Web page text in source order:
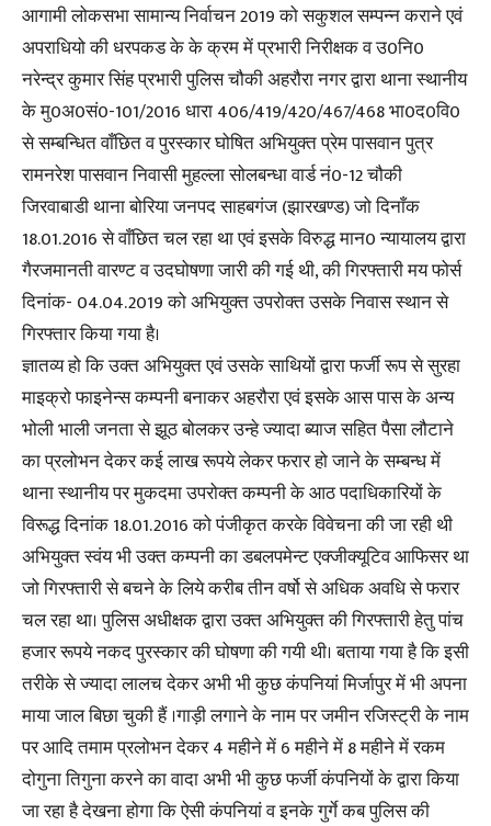
आगामी लोकसभा सामान्य निर्वाचन 2019 को सकुशल सम्पन्न कराने एवं
अपराधियो की धरपकड के के क्रम में प्रभारी निरीक्षक व उ0नि0
नरेन्द्र कुमार सिंह प्रभारी पुलिस चौकी अहरौरा नगर द्वारा थाना स्थानीय
के मु0अ0सं0-101/2016 धारा 406/419/420/467/468 भा0द0वि0
से सम्बन्धित वाँछित व पुरस्कार घोषित अभियुक्त प्रेम पासवान पुत्र
रामनरेश पासवान निवासी मुहल्ला सोलबन्धा वार्ड नं0-12 चौकी
जिरवाबाडी थाना बोरिया जनपद साहबगंज (झारखण्ड) जो दिनाँक
18.01.2016 से वाँछित चल रहा था एवं इसके विरुद्ध मान0 न्यायालय द्वारा
गैरजमानती वारण्ट व उदघोषणा जारी की गई थी, की गिरफ्तारी मय फोर्स
दिनांक- 04.04.2019 को अभियुक्त उपरोक्त उसके निवास स्थान से
गिरफ्तार किया गया है।
ज्ञातव्य हो कि उक्त अभियुक्त एवं उसके साथियों द्वारा फर्जी रूप से सुरहा
माइक्रो फाइनेन्स कम्पनी बनाकर अहरौरा एवं इसके आस पास के अन्य
भोली भाली जनता से झूठ बोलकर उन्हे ज्यादा ब्याज सहित पैसा लौटाने
का प्रलोभन देकर कई लाख रूपये लेकर फरार हो जाने के सम्बन्ध में
थाना स्थानीय पर मुकदमा उपरोक्त कम्पनी के आठ पदाधिकारियों के
विरूद्ध दिनांक 18.01.2016 को पंजीकृत करके विवेचना की जा रही थी
अभियुक्त स्वंय भी उक्त कम्पनी का डबलपमेन्ट एक्जीक्यूटिव आफिसर था
जो गिरफ्तारी से बचने के लिये करीब तीन वर्षो से अधिक अवधि से फरार
चल रहा था। पुलिस अधीक्षक द्वारा उक्त अभियुक्त की गिरफ्तारी हेतु पांच
हजार रूपये नकद पुरस्कार की घोषणा की गयी थी। बताया गया है कि इसी
तरीके से ज्यादा लालच देकर अभी भी कुछ कंपनियां मिर्जापुर में भी अपना
माया जाल बिछा चुकी हैं ।गाड़ी लगाने के नाम पर जमीन रजिस्ट्री के नाम
पर आदि तमाम प्रलोभन देकर 4 महीने में 6 महीने में 8 महीने में रकम
दोगुना तिगुना करने का वादा अभी भी कुछ फर्जी कंपनियों के द्वारा किया
जा रहा है देखना होगा कि ऐसी कंपनियां व इनके गुर्गे कब पुलिस की